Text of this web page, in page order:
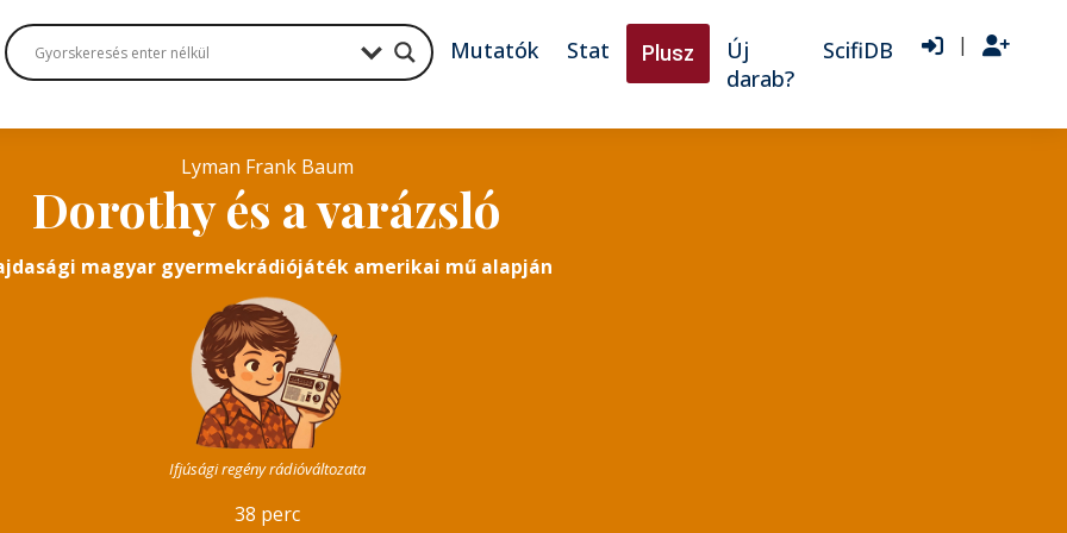
Mutatók Stat Plusz
Új
darab?
ScifiDB |
Lyman Frank Baum
Dorothy és a varázsló
magyar gyermekrádiójáték amerikai mű alapján
Ifjúsági regény rádióváltozata
38 perc